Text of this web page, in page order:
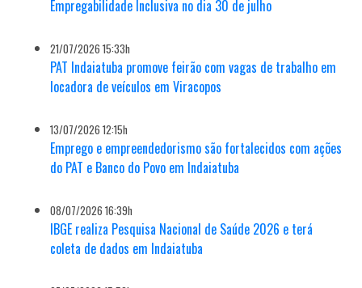
Empregabilidade Inclusiva no dia 30 de julho
21/07/2026 15:33h
PAT Indaiatuba promove feirão com vagas de trabalho em
locadora de veículos em Viracopos
13/07/2026 12:15h
Emprego e empreendedorismo são fortalecidos com ações
do PAT e Banco do Povo em Indaiatuba
08/07/2026 16:39h
IBGE realiza Pesquisa Nacional de Saúde 2026 e terá
coleta de dados em Indaiatuba